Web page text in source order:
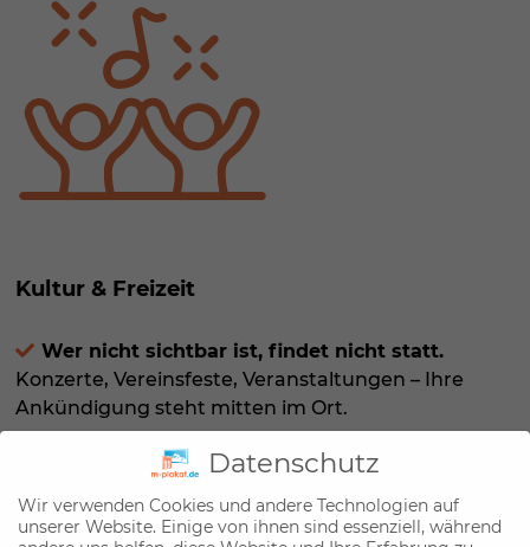
Kultur & Freizeit
Wer nicht sichtbar ist, findet nicht statt.
Konzerte, Vereinsfeste, Veranstaltungen – Ihre
Ankündigung steht mitten im Ort.
Beleuchtet. Groß. Unübersehbar.
Auch abends maximale Aufmerksamkeit.
Ganz Neuried im Blick
Datenschutz
Wir verwenden Cookies und andere Technologien auf
unserer Website. Einige von ihnen sind essenziell, während